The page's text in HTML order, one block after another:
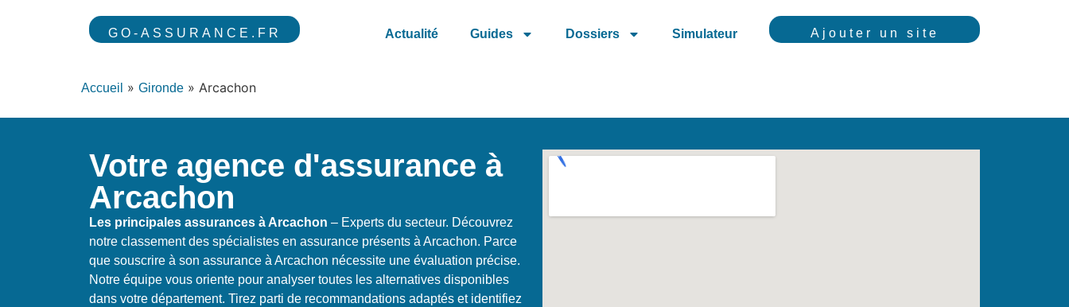
GO-ASSURANCE.FR Actualité Guides Dossiers Simulateur Ajouter un site
Accueil » Gironde » Arcachon
Votre agence d'assurance à
Arcachon
Les principales assurances à Arcachon – Experts du secteur. Découvrez
notre classement des spécialistes en assurance présents à Arcachon. Parce
que souscrire à son assurance à Arcachon nécessite une évaluation précise.
Notre équipe vous oriente pour analyser toutes les alternatives disponibles
dans votre département. Tirez parti de recommandations adaptés et identifiez